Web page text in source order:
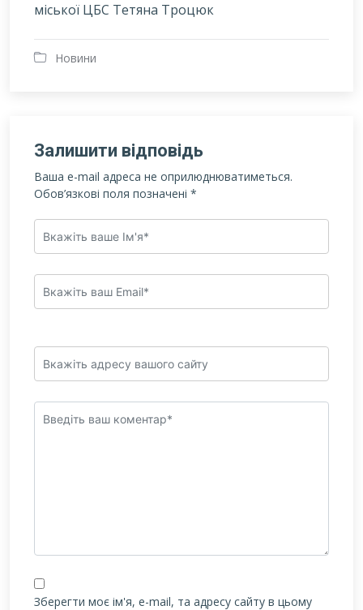
міської ЦБС Тетяна Троцюк
Новини
Залишити відповідь
Ваша e-mail адреса не оприлюднюватиметься.
Обов’язкові поля позначені *
Зберегти моє ім'я, e-mail, та адресу сайту в цьому